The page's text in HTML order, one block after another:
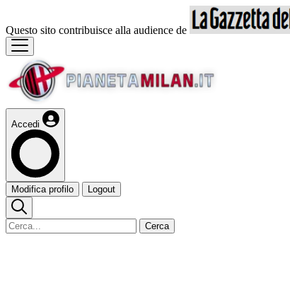
Questo sito contribuisce alla audience de
Accedi
Modifica profilo Logout
Cerca